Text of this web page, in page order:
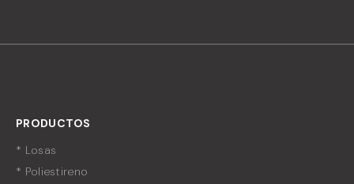
PRODUCTOS
* Losas
* Poliestireno